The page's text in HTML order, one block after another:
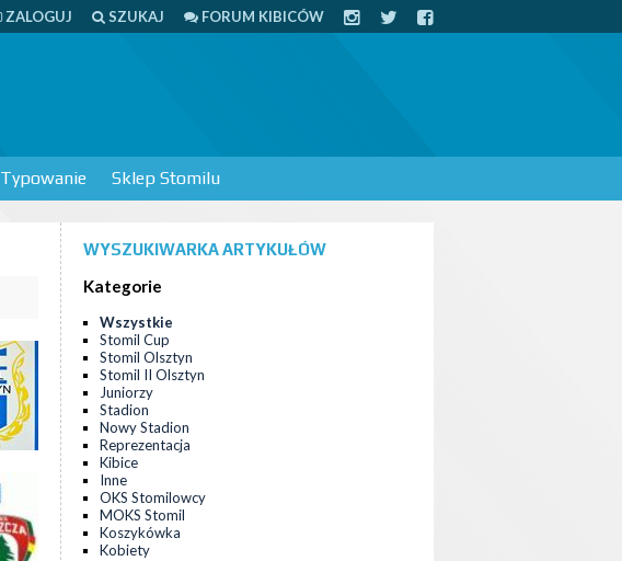
ZALOGUJ SZUKAJ FORUM KIBICÓW
Typowanie Sklep Stomilu
WYSZUKIWARKA ARTYKUŁÓW
Kategorie
Wszystkie
Stomil Cup
Stomil Olsztyn
Stomil II Olsztyn
Juniorzy
Stadion
Nowy Stadion
Reprezentacja
Kibice
Inne
OKS Stomilowcy
MOKS Stomil
Koszykówka
Kobiety